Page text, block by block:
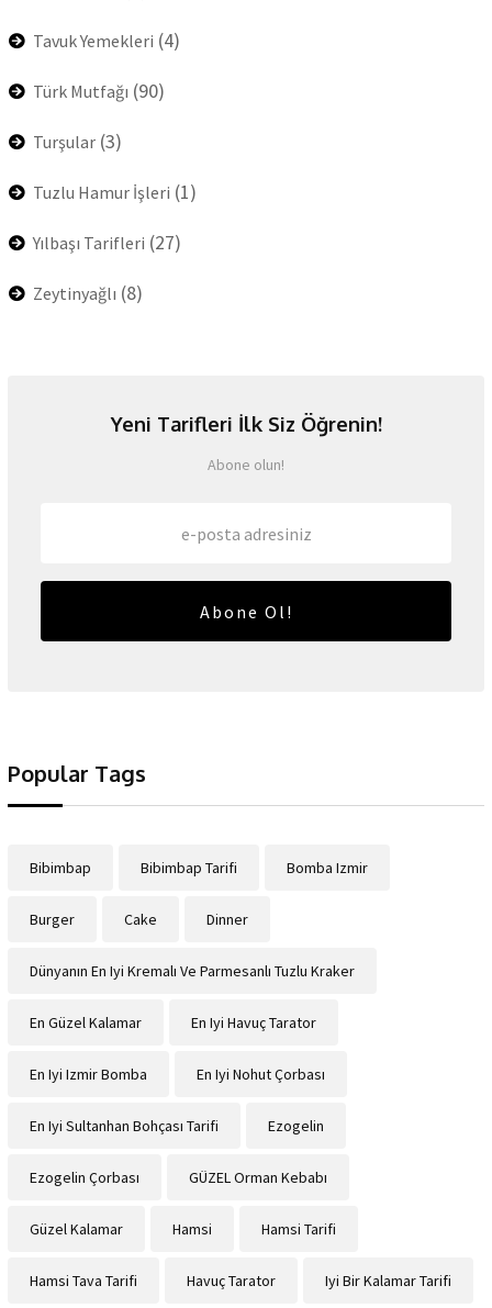
Tavuk Yemekleri (4)
Türk Mutfağı (90)
Turşular (3)
Tuzlu Hamur İşleri (1)
Yılbaşı Tarifleri (27)
Zeytinyağlı (8)
Yeni Tarifleri İlk Siz Öğrenin!
Abone olun!
Abone Ol!
Popular Tags
Bibimbap Bibimbap Tarifi Bomba Izmir
Burger Cake Dinner
Dünyanın En Iyi Kremalı Ve Parmesanlı Tuzlu Kraker
En Güzel Kalamar En Iyi Havuç Tarator
En Iyi Izmir Bomba En Iyi Nohut Çorbası
En Iyi Sultanhan Bohçası Tarifi Ezogelin
Ezogelin Çorbası GÜZEL Orman Kebabı
Güzel Kalamar Hamsi Hamsi Tarifi
Hamsi Tava Tarifi Havuç Tarator Iyi Bir Kalamar Tarifi